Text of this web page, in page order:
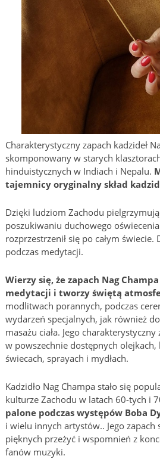
Charakterystyczny zapach kadzideł
skomponowany w starych
hinduistycznych w Indiach i Nepalu.
tajemnicy oryginalny skład
Dzięki ludziom Zachodu
poszukiwaniu duchowego
rozprzestrzenił się po całym świecie.
podczas medytacji.
Wierzy się, że ​​zapach Nag
medytacji i tworzy świętą
modlitwach porannych, podczas
wydarzeń specjalnych, jak również
masażu ciała. Jego
w powszechnie dostępnych olejkach,
świecach, sprayach i mydłach.
Kadzidło Nag Champa stało się
kulturze Zachodu w latach 60-tych i
palone podczas występów Boba
i wielu innych artystów.. Jego zapach
pięknych przeżyć i wspomnień z
fanów muzyki.